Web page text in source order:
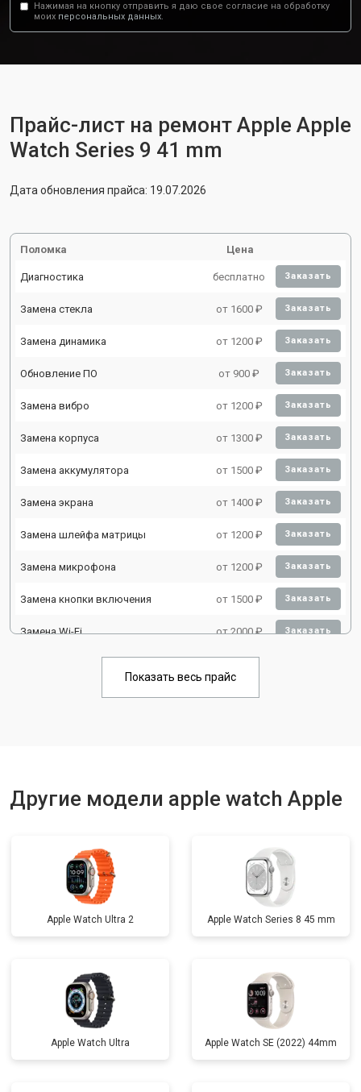
Нажимая на кнопку отправить я даю свое согласие на обработку
моих персональных данных.
Прайс-лист на ремонт Apple Apple
Watch Series 9 41 mm
Дата обновления прайса: 19.07.2026
Поломка Цена
Диагностика бесплатно Заказать
Замена стекла от 1600 ₽ Заказать
Замена динамика от 1200 ₽ Заказать
Обновление ПО от 900 ₽ Заказать
Замена вибро от 1200 ₽ Заказать
Замена корпуса от 1300 ₽ Заказать
Замена аккумулятора от 1500 ₽ Заказать
Замена экрана от 1400 ₽ Заказать
Замена шлейфа матрицы от 1200 ₽ Заказать
Замена микрофона от 1200 ₽ Заказать
Замена кнопки включения от 1500 ₽ Заказать
Замена Wi-Fi от 2000 ₽ Заказать
Показать весь прайс
Другие модели apple watch Apple
Apple Watch Ultra 2 Apple Watch Series 8 45 mm
Apple Watch Ultra Apple Watch SE (2022) 44mm